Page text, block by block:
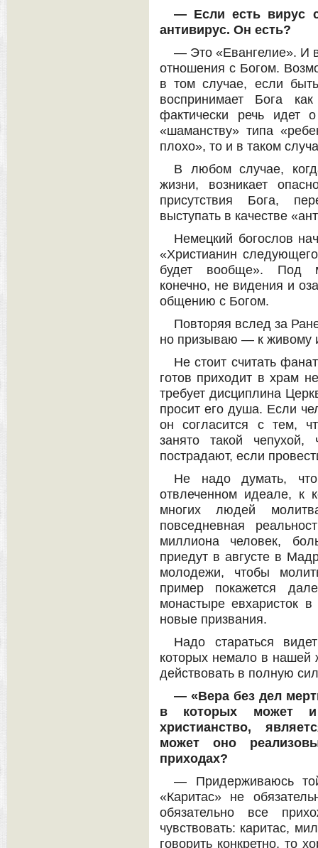
— Если есть вирус
антивирус. Он есть?
— Это «Евангелие». И
отношения с Богом.
в том случае, если
воспринимает Бога
фактически речь идет
«шаманству» типа
плохо», то и в таком
В любом случае,
жизни, возникает
присутствия Бога,
выступать в качестве
Немецкий богослов
«Христианин
будет вообще». Под
конечно, не видения и
общению с Богом.
Повторяя вслед за
но призываю — к живому
Не стоит считать
готов приходит в храм
требует дисциплина
просит его душа. Если
он согласится с тем,
занято такой
пострадают, если
Не надо думать,
отвлеченном идеале, к
многих людей
повседневная
миллиона человек,
приедут в августе в
молодежи, чтобы
пример покажется
монастыре евхаристок
новые призвания.
Надо стараться
которых немало в нашей
действовать в полную
— «Вера без дел
в которых может и
христианство,
может оно
приходах?
— Придерживаюсь
«Каритас» не
обязательно все
чувствовать: каритас,
говорить конкретно, то